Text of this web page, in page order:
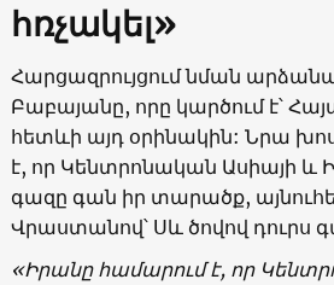
հռչակել»
Հարցազրույցում նման
Բաբայանը, որը կարծում է՝
հետևի այդ օրինակին: Նրա
է, որ Կենտրոնական Ասիայի և
գազը գան իր տարածք,
Վրաստանով՝ Սև ծովով դուրս
«Իրանը համարում է, որ